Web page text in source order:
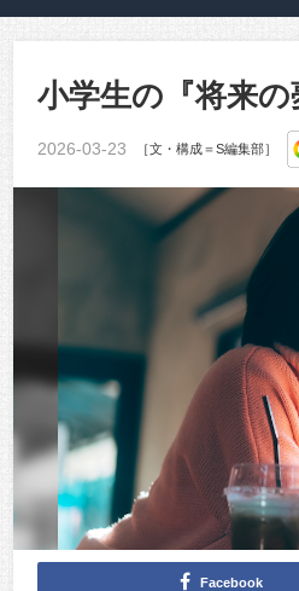
小学生の『将来
2026-03-23 ［文・構成＝S編集部］
Facebook